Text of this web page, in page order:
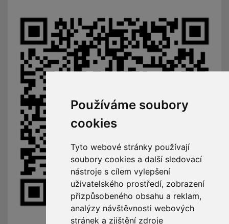
Používáme soubory
cookies
Tyto webové stránky používají
soubory cookies a další sledovací
nástroje s cílem vylepšení
uživatelského prostředí, zobrazení
přizpůsobeného obsahu a reklam,
analýzy návštěvnosti webových
stránek a zjištění zdroje